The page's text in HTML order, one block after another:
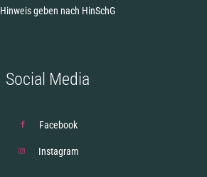
Hinweis geben nach HinSchG
Social Media
Facebook
Instagram